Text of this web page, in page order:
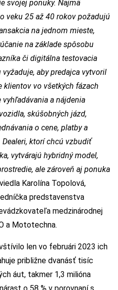
svojej ponuky. Najmä
veku 25 až 40 rokov požadujú
na jednom mieste,
na základe spôsobu
či digitálna testovacia
aby predajca vytvoril
klientov vo všetkých fázach
a nájdenia
skúšobných jázd,
o cene, platby a
ktorí chcú vzbudiť
vytvárajú hybridný model,
ale zároveň aj ponuka
Karolína Topolová,
predstavenstva
medzinárodnej
a Mototechna.
len vo februári 2023 ich
približne dvanásť tisíc
áut, takmer 1,3 milióna